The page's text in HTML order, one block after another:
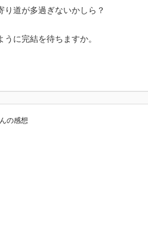
り道が多過ぎないかしら？
に完結を待ちますか。
の感想